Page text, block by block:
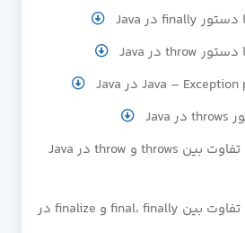
آموزش Java – شرح تفاوت بین final، finally و finalize در